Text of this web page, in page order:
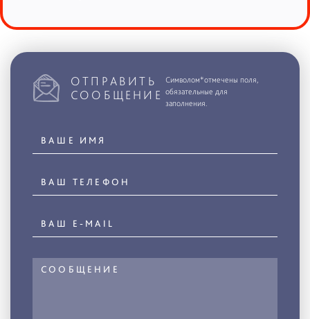
ОТПРАВИТЬ
СООБЩЕНИЕ
Символом*отмечены поля,
обязательные для
заполнения.